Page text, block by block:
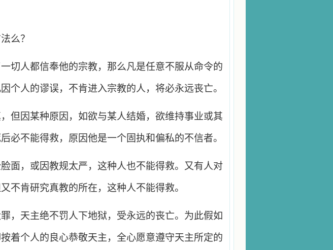
么？
切人都信奉他的宗教，那么凡是任意不服从命令的
个人的谬误，不肯进入宗教的人，将必永远丧亡。
但因某种原因，如欲与某人结婚，欲维持事业或其
必不能得救，原因他是一个固执和偏私的不信者。
面，或因教规太严，这种人也不能得救。又有人对
不肯研究真教的所在，这种人不能得救。
，天主绝不罚人下地狱，受永远的丧亡。为此假如
着个人的良心恭敬天主，全心愿意遵守天主所定的